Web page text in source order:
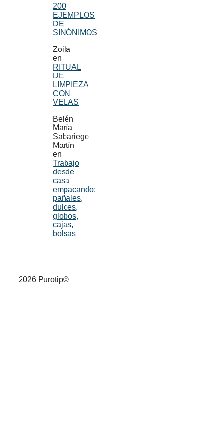
200
EJEMPLOS
DE
SINÓNIMOS
Zoila
en
RITUAL
DE
LIMPIEZA
CON
VELAS
Belén
María
Sabariego
Martín
en
Trabajo
desde
casa
empacando:
pañales,
dulces,
globos,
cajas,
bolsas
2026 Purotip©